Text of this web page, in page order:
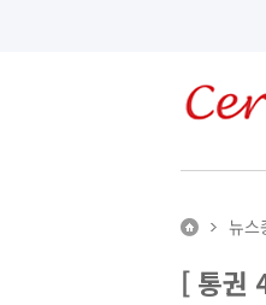
뉴스
[ 통권